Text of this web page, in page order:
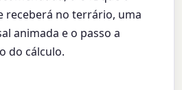
receberá no terrário, uma
animada e o passo a
do cálculo.